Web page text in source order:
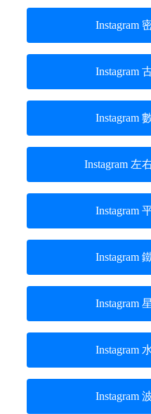
Instagram
Instagram
Instagram
Instagram 左
Instagram
Instagram
Instagram
Instagram
Instagram